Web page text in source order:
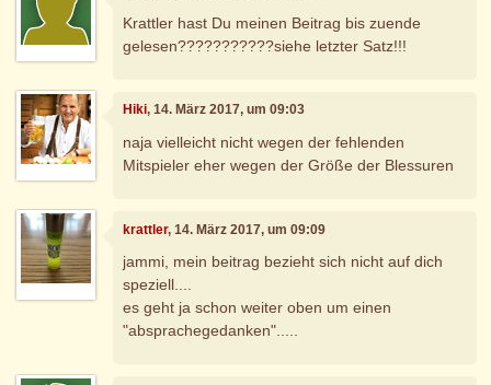
Krattler hast Du meinen Beitrag bis zuende
gelesen???????????siehe letzter Satz!!!
Hiki, 14. März 2017, um 09:03
naja vielleicht nicht wegen der fehlenden
Mitspieler eher wegen der Größe der Blessuren
krattler, 14. März 2017, um 09:09
jammi, mein beitrag bezieht sich nicht auf dich
speziell....
es geht ja schon weiter oben um einen
"absprachegedanken".....